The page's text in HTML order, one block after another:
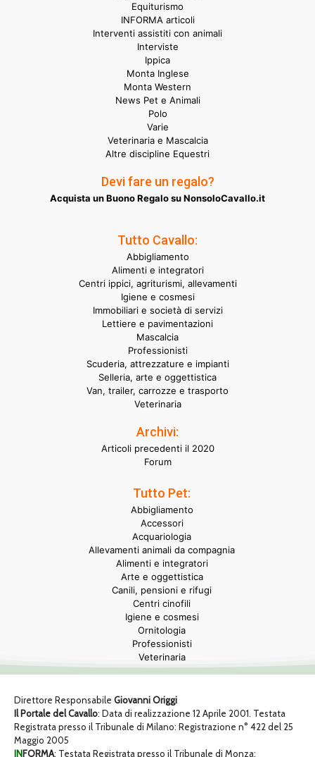
Equiturismo
INFORMA articoli
Interventi assistiti con animali
Interviste
Ippica
Monta Inglese
Monta Western
News Pet e Animali
Polo
Varie
Veterinaria e Mascalcia
Altre discipline Equestri
Devi fare un regalo?
Acquista un Buono Regalo su NonsoloCavallo.it
Tutto Cavallo:
Abbigliamento
Alimenti e integratori
Centri ippici, agriturismi, allevamenti
Igiene e cosmesi
Immobiliari e società di servizi
Lettiere e pavimentazioni
Mascalcia
Professionisti
Scuderia, attrezzature e impianti
Selleria, arte e oggettistica
Van, trailer, carrozze e trasporto
Veterinaria
Archivi:
Articoli precedenti il 2020
Forum
Tutto Pet:
Abbigliamento
Accessori
Acquariologia
Allevamenti animali da compagnia
Alimenti e integratori
Arte e oggettistica
Canili, pensioni e rifugi
Centri cinofili
Igiene e cosmesi
Ornitologia
Professionisti
Veterinaria
Direttore Responsabile Giovanni Origgi
Il Portale del Cavallo: Data di realizzazione 12 Aprile 2001. Testata
Registrata presso il Tribunale di Milano: Registrazione n° 422 del 25
Maggio 2005
INFORMA: Testata Registrata presso il Tribunale di Monza: